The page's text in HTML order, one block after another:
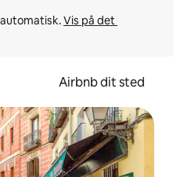
Vis på det
Airbnb dit sted